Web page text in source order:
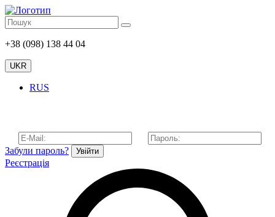
+38 (098) 138 44 04
UKR
RUS
Забули пароль? Увійти
Реєстрація